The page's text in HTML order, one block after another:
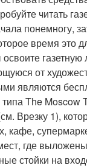
читать
понемногу,
время это
газетную
от
являются
The Moscow
Врезку 1),
кафе,
где
стойки на